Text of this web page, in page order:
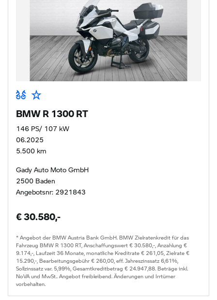
BMW R 1300 RT
146 PS/ 107 kW
06.2025
5.500 km
Gady Auto Moto GmbH
2500 Baden
Angebotsnr: 2921843
€ 30.580,-
* Angebot der BMW Austria Bank GmbH. BMW Zielratenkredit für das
Fahrzeug BMW R 1300 RT, Anschaffungswert € 30.580,-, Anzahlung €
9.174,-, Laufzeit 36 Monate, monatliche Kreditrate € 261,05, Zielrate €
15.290,-, Bearbeitungsgebühr € 260,00, eff. Jahreszinssatz 6,61%,
Sollzinssatz var. 5,99%, Gesamtkreditbetrag € 24.947,88. Beträge inkl.
NoVA und MwSt.. Angebot freibleibend. Änderungen und Irrtümer
vorbehalten.